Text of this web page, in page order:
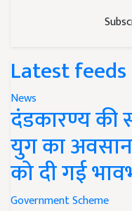
Latest feeds
News
दंडकारण्य की
युग का
को दी गई
Government Scheme